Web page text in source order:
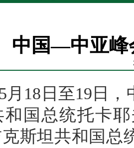
中国—中亚峰
月18日至19日
和国总统托卡
斯坦共和国总